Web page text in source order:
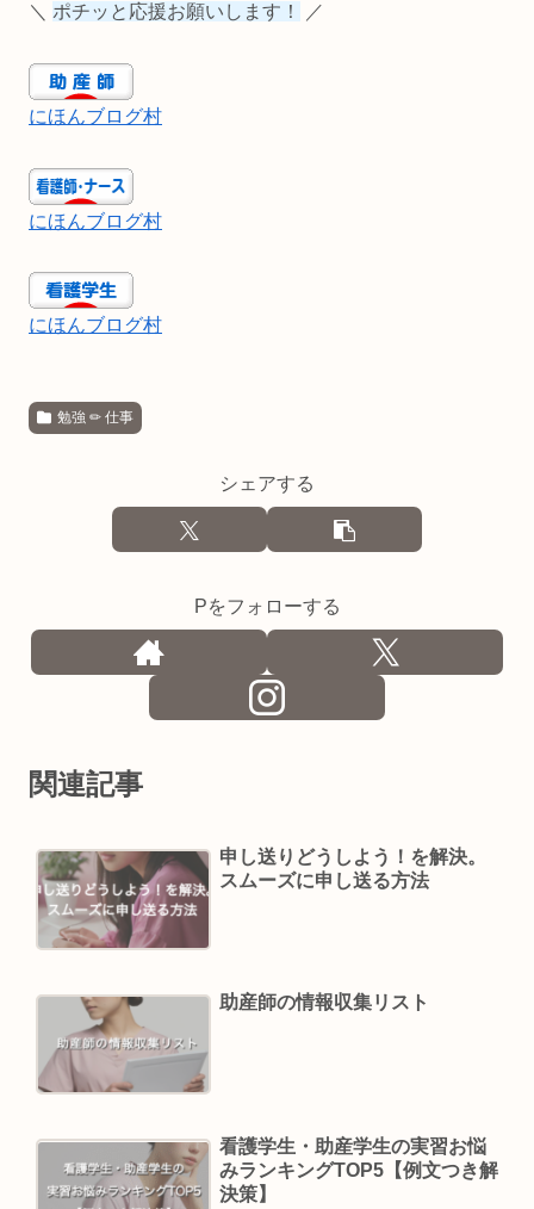
＼ ポチッと応援お願いします！ ／
にほんブログ村
にほんブログ村
にほんブログ村
勉強 ✏︎ 仕事
シェアする
Pをフォローする
関連記事
申し送りどうしよう！を解決。
スムーズに申し送る方法
助産師の情報収集リスト
看護学生・助産学生の実習お悩
みランキングTOP5【例文つき解
決策】